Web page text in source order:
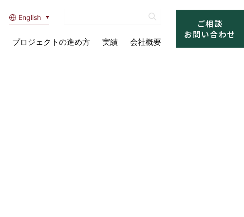
English
プロジェクトの進め方 実績 会社概要
ご相談
お問い合わせ